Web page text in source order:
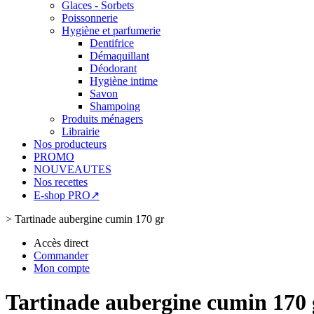
Glaces - Sorbets
Poissonnerie
Hygiène et parfumerie
Dentifrice
Démaquillant
Déodorant
Hygiène intime
Savon
Shampoing
Produits ménagers
Librairie
Nos producteurs
PROMO
NOUVEAUTES
Nos recettes
E-shop PRO↗
> Tartinade aubergine cumin 170 gr
Accès direct
Commander
Mon compte
Tartinade aubergine cumin 170